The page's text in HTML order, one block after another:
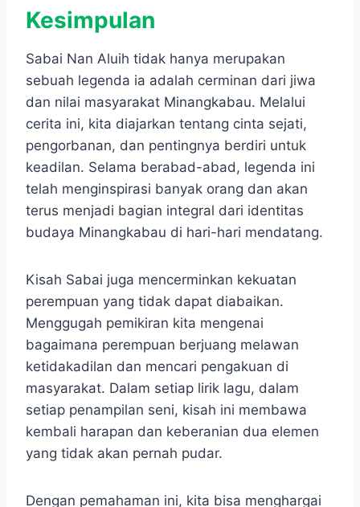
Kesimpulan
Sabai Nan Aluih tidak hanya merupakan
sebuah legenda ia adalah cerminan dari jiwa
dan nilai masyarakat Minangkabau. Melalui
cerita ini, kita diajarkan tentang cinta sejati,
pengorbanan, dan pentingnya berdiri untuk
keadilan. Selama berabad-abad, legenda ini
telah menginspirasi banyak orang dan akan
terus menjadi bagian integral dari identitas
budaya Minangkabau di hari-hari mendatang.
Kisah Sabai juga mencerminkan kekuatan
perempuan yang tidak dapat diabaikan.
Menggugah pemikiran kita mengenai
bagaimana perempuan berjuang melawan
ketidakadilan dan mencari pengakuan di
masyarakat. Dalam setiap lirik lagu, dalam
setiap penampilan seni, kisah ini membawa
kembali harapan dan keberanian dua elemen
yang tidak akan pernah pudar.
Dengan pemahaman ini, kita bisa menghargai